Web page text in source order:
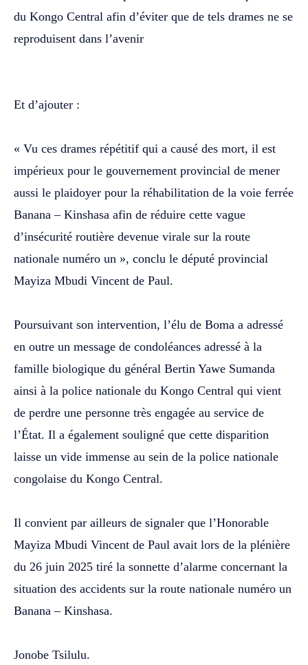
du Kongo Central afin d’éviter que de tels drames ne se
reproduisent dans l’avenir
‎Et d’ajouter :
‎« Vu ces drames répétitif qui a causé des mort, il est
impérieux pour le gouvernement provincial de mener
aussi le plaidoyer pour la réhabilitation de la voie ferrée
Banana – Kinshasa afin de réduire cette vague
d’insécurité routière devenue virale sur la route
nationale numéro un », conclu le député provincial
Mayiza Mbudi Vincent de Paul.
‎Poursuivant son intervention, l’élu de Boma a adressé
en outre un message de condoléances adressé à la
famille biologique du général Bertin Yawe Sumanda
ainsi à la police nationale du Kongo Central qui vient
de perdre une personne très engagée au service de
l’État. Il a également souligné que cette disparition
laisse un vide immense au sein de la police nationale
congolaise du Kongo Central.
‎Il convient par ailleurs de signaler que l’Honorable
Mayiza Mbudi Vincent de Paul avait lors de la plénière
du 26 juin 2025 tiré la sonnette d’alarme concernant la
situation des accidents sur la route nationale numéro un
Banana – Kinshasa.
Jonobe Tsilulu.